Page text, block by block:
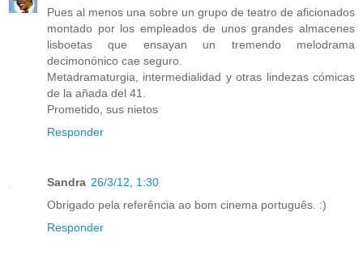
Pues al menos una sobre un grupo de teatro de aficionados
montado por los empleados de unos grandes almacenes
lisboetas que ensayan un tremendo melodrama
decimonónico cae seguro.
Metadramaturgia, intermedialidad y otras lindezas cómicas
de la añada del 41.
Prometido, sus nietos
Responder
Sandra 26/3/12, 1:30
Obrigado pela referência ao bom cinema português. :)
Responder